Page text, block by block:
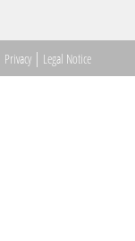
Privacy| Legal Notice